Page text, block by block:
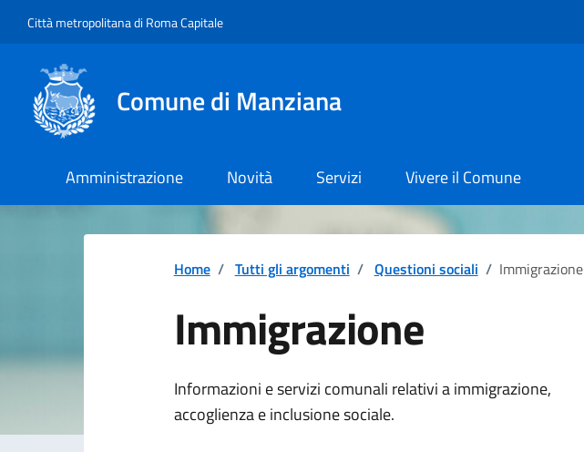
Città metropolitana di Roma Capitale
Comune di Manziana
Amministrazione Novità Servizi Vivere il Comune
Home / Tutti gli argomenti / Questioni sociali / Immigrazione
Immigrazione
Dettagli della notizia
Informazioni e servizi comunali relativi a immigrazione,
accoglienza e inclusione sociale.